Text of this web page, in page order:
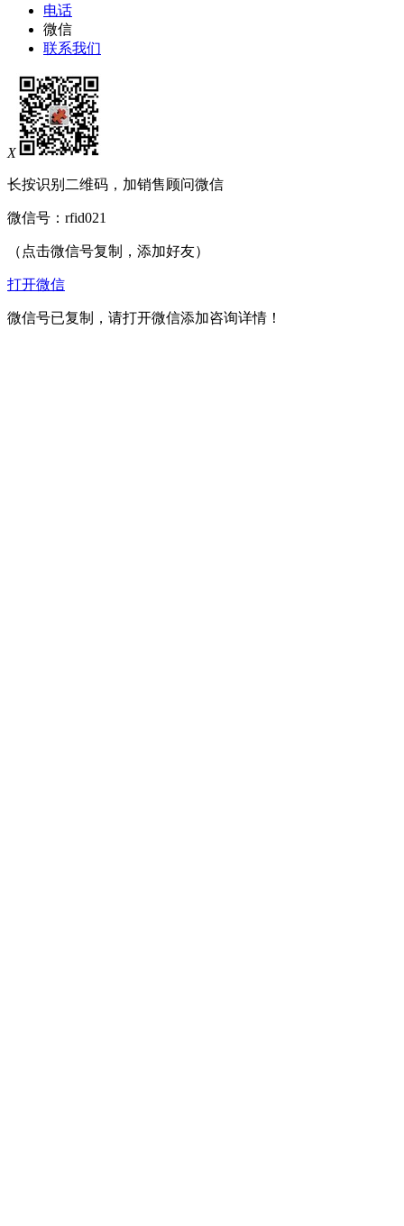
电话
微信
联系我们
X
长按识别二维码，加销售顾问微信
微信号： rfid021
（点击微信号复制，添加好友）
打开微信
微信号已复制，请打开微信添加咨询详情！